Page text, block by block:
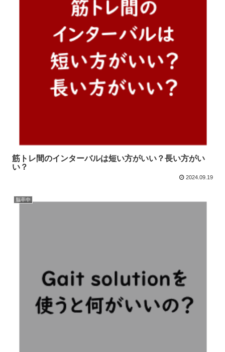
筋トレ間のインターバルは短い方がいい？長い方がい
い？
2024.09.19
脳卒中